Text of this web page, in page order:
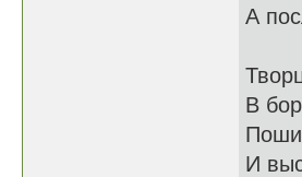
А
В
И